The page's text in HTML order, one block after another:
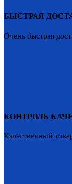
БЫСТРАЯ
Очень быстрая
КОНТРОЛЬ
Качественный